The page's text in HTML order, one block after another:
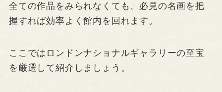
全ての作品をみられなくても、必見の名画を把
握すれば効率よく館内を回れます。
ここではロンドンナショナルギャラリーの至宝
を厳選して紹介しましょう。